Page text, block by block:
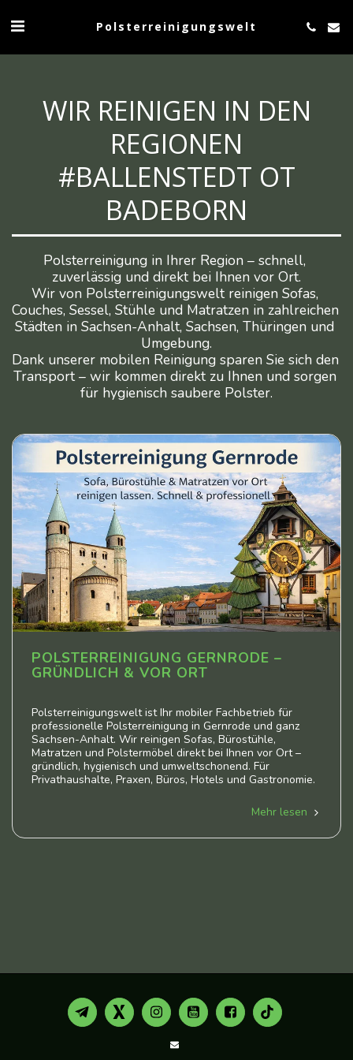
Polsterreinigungswelt
WIR REINIGEN IN DEN
REGIONEN
#BALLENSTEDT OT
BADEBORN
Polsterreinigung in Ihrer Region – schnell,
zuverlässig und direkt bei Ihnen vor Ort.
Wir von Polsterreinigungswelt reinigen Sofas,
Couches, Sessel, Stühle und Matratzen in zahlreichen
Städten in Sachsen-Anhalt, Sachsen, Thüringen und
Umgebung.
Dank unserer mobilen Reinigung sparen Sie sich den
Transport – wir kommen direkt zu Ihnen und sorgen
für hygienisch saubere Polster.
POLSTERREINIGUNG GERNRODE –
GRÜNDLICH & VOR ORT
Polsterreinigungswelt ist Ihr mobiler Fachbetrieb für
professionelle Polsterreinigung in Gernrode und ganz
Sachsen-Anhalt. Wir reinigen Sofas, Bürostühle,
Matratzen und Polstermöbel direkt bei Ihnen vor Ort –
gründlich, hygienisch und umweltschonend. Für
Privathaushalte, Praxen, Büros, Hotels und Gastronomie.
Mehr lesen